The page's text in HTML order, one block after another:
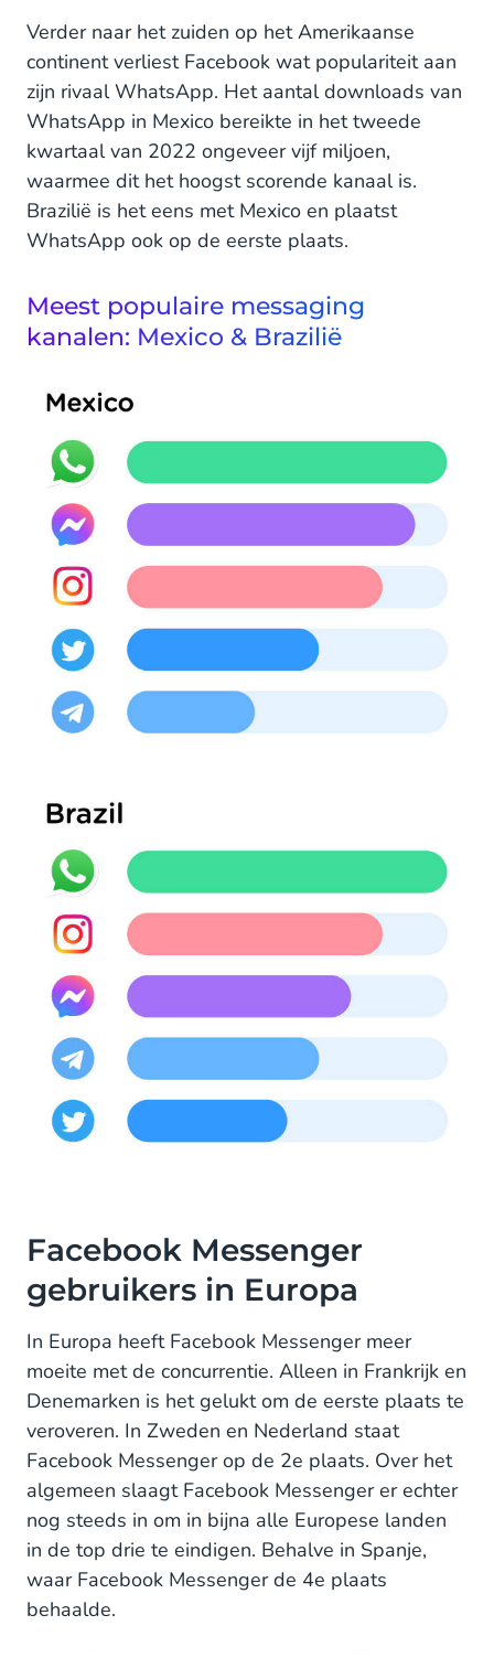
Verder naar het zuiden op het Amerikaanse
continent verliest Facebook wat populariteit aan
zijn rivaal WhatsApp. Het aantal downloads van
WhatsApp in Mexico bereikte in het tweede
kwartaal van 2022 ongeveer vijf miljoen,
waarmee dit het hoogst scorende kanaal is.
Brazilië is het eens met Mexico en plaatst
WhatsApp ook op de eerste plaats.
Meest populaire messaging
kanalen: Mexico & Brazilië
Facebook Messenger
gebruikers in Europa
In Europa heeft Facebook Messenger meer
moeite met de concurrentie. Alleen in Frankrijk en
Denemarken is het gelukt om de eerste plaats te
veroveren. In Zweden en Nederland staat
Facebook Messenger op de 2e plaats. Over het
algemeen slaagt Facebook Messenger er echter
nog steeds in om in bijna alle Europese landen
in de top drie te eindigen. Behalve in Spanje,
waar Facebook Messenger de 4e plaats
behaalde.